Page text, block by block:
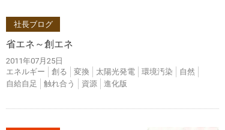
社長ブログ
省エネ～創エネ
2011年07月25日
エネルギー
創る 変換 太陽光発電 環境汚染
自然
自給自足
触れ合う 資源 進化版